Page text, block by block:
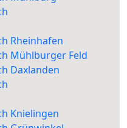
Rheinhafen
Mühlburger Feld
Daxlanden
Knielingen